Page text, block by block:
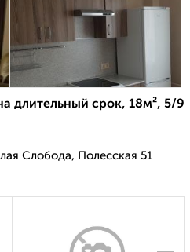
длительный срок, 18м², 5/9
Слобода, Полесская 51